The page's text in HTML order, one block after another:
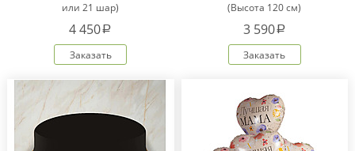
или 21 шар)
4 450a
Заказать
(Высота 120 см)
3 590a
Заказать